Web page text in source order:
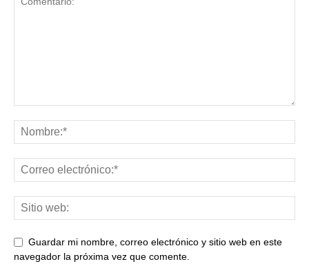
Guardar mi nombre, correo electrónico y sitio web en este
navegador la próxima vez que comente.